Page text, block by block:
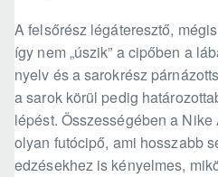
A felsőrész légáteresztő,
így nem „úszik” a cipőben a
nyelv és a sarokrész
a sarok körül pedig
lépést. Összességében a
olyan futócipő, ami hosszabb
edzésekhez is kényelmes,